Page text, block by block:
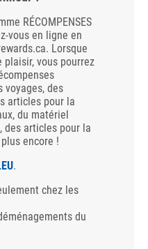
RÉCOMPENSES
vous en ligne en
Lorsque
vous pourrez
voyages, des
articles pour la
du matériel
des articles pour la
encore !
.
chez les
du